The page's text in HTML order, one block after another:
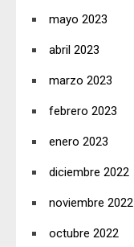
mayo 2023
abril 2023
marzo 2023
febrero 2023
enero 2023
diciembre 2022
noviembre 2022
octubre 2022